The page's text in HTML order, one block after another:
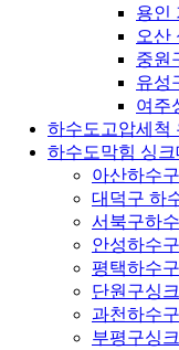
용인
오산
중원
유성
여주
하수도고압세척
하수도막힘 싱
아산하수
대덕구 하
서북구하
안성하수
평택하수
단원구싱
과천하수
부평구싱